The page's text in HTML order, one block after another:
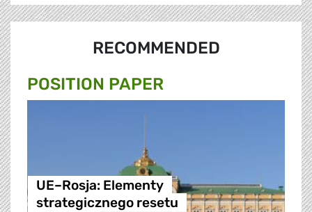
RECOMMENDED
POSITION PAPER
UE–Rosja: Elementy
strategicznego resetu